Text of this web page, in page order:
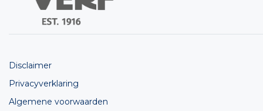
Disclaimer
Privacyverklaring
Algemene voorwaarden